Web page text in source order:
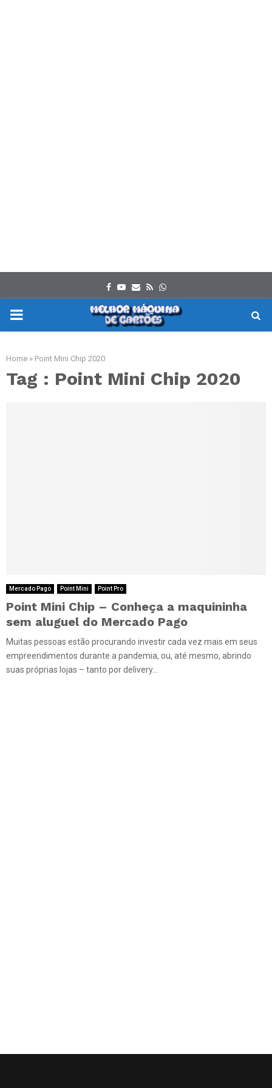
Facebook
Youtube
Email
RssWhatsapp
PRIMARY
Home » Point Mini Chip 2020
Tag : Point Mini Chip 2020
Mercado Pago Point Mini Point Pro
Point Mini Chip – Conheça a maquininha
sem aluguel do Mercado Pago
Muitas pessoas estão procurando investir cada vez mais em seus
empreendimentos durante a pandemia, ou, até mesmo, abrindo
suas próprias lojas – tanto por delivery...